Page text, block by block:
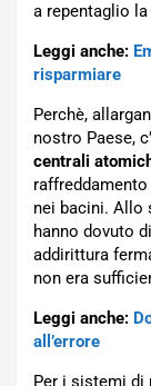
a repentaglio
Leggi anche:
risparmiare
Perchè,
nostro Paese,
centrali
nei bacini. Allo
hanno dovuto
addirittura
non era
Leggi anche:
all’errore
Per i sistemi di